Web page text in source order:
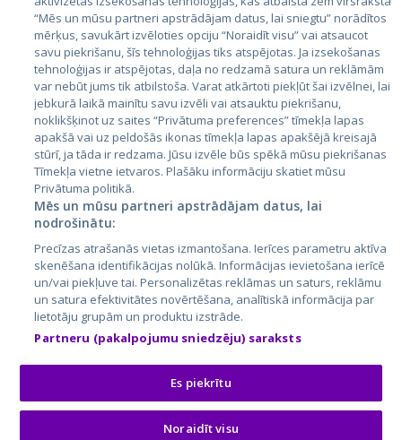
Igaunija
Latvija
Lietuva
City24.lv
City24.ee
GetaPro.lv
GetaPro.ee
Skelbiu.lt
Autoplius.lt
Aruodas.lt
CVbankas.lt
Kainos.lt
Paslaugos.lt
auto24.ee
Osta.ee
KuldneBörs.ee
“Mēs un mūsu partneri apstrādājam datus, lai sniegtu” norādītos
mērķus, savukārt izvēloties opciju “Noraidīt visu” vai atsaucot
savu piekrišanu, šīs tehnoloģijas tiks atspējotas. Ja izsekošanas
tehnoloģijas ir atspējotas, daļa no redzamā satura un reklāmām
var nebūt jums tik atbilstoša. Varat atkārtoti piekļūt šai izvēlnei, lai
jebkurā laikā mainītu savu izvēli vai atsauktu piekrišanu,
noklikšķinot uz saites “Privātuma preferences” tīmekļa lapas
apakšā vai uz peldošās ikonas tīmekļa lapas apakšējā kreisajā
stūrī, ja tāda ir redzama. Jūsu izvēle būs spēkā mūsu piekrišanas
Tīmekļa vietne ietvaros. Plašāku informāciju skatiet mūsu
Privātuma politikā.
Mēs un mūsu partneri apstrādājam datus, lai
nodrošinātu:
Precīzas atrašanās vietas izmantošana. Ierīces parametru aktīva
skenēšana identifikācijas nolūkā. Informācijas ievietošana ierīcē
un/vai piekļuve tai. Personalizētas reklāmas un saturs, reklāmu
un satura efektivitātes novērtēšana, analītiskā informācija par
lietotāju grupām un produktu izstrāde.
Partneru (pakalpojumu sniedzēju) saraksts
Es piekrītu
Noraidīt visu